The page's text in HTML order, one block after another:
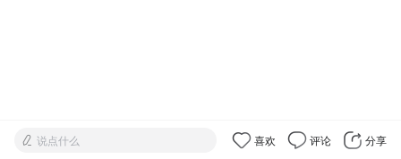
说点什么 喜欢 评论 分享